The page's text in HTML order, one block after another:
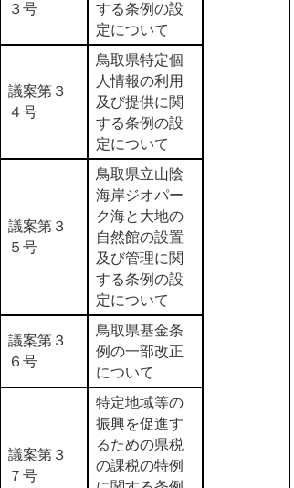
３号
する条例の設
定について
議案第３
４号
鳥取県特定個
人情報の利用
及び提供に関
する条例の設
定について
議案第３
５号
鳥取県立山陰
海岸ジオパー
ク海と大地の
自然館の設置
及び管理に関
する条例の設
定について
議案第３
６号
鳥取県基金条
例の一部改正
について
議案第３
７号
特定地域等の
振興を促進す
るための県税
の課税の特例